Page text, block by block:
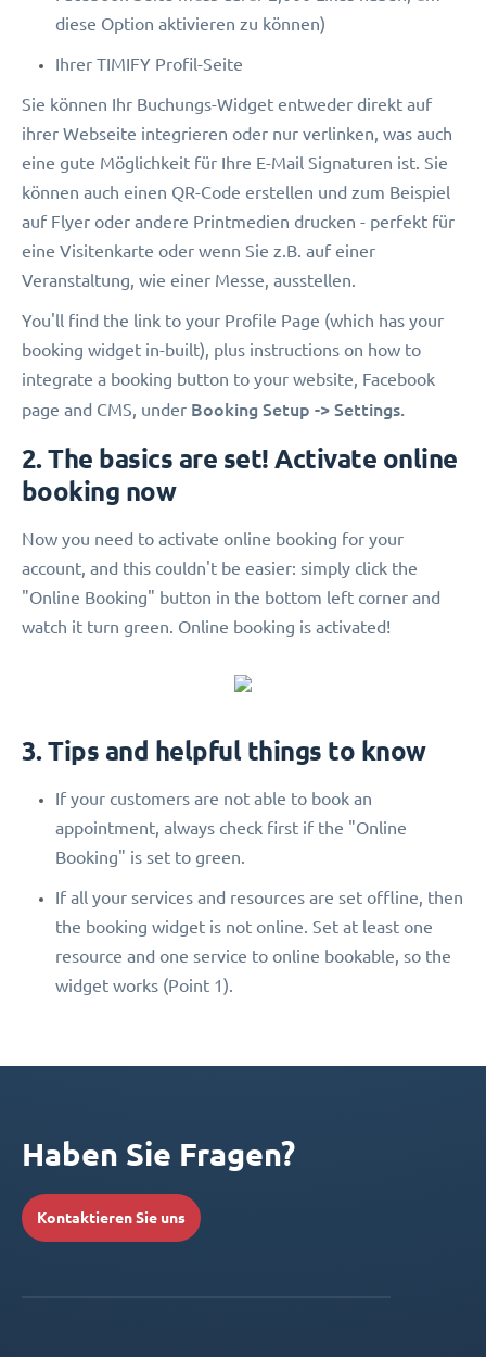
diese Option aktivieren zu können)
Ihrer TIMIFY Profil-Seite
Sie können Ihr Buchungs-Widget entweder direkt auf
ihrer Webseite integrieren oder nur verlinken, was auch
eine gute Möglichkeit für Ihre E-Mail Signaturen ist. Sie
können auch einen QR-Code erstellen und zum Beispiel
auf Flyer oder andere Printmedien drucken - perfekt für
eine Visitenkarte oder wenn Sie z.B. auf einer
Veranstaltung, wie einer Messe, ausstellen.
You'll find the link to your Profile Page (which has your
booking widget in-built), plus instructions on how to
integrate a booking button to your website, Facebook
page and CMS, under Booking Setup -> Settings.
2. The basics are set! Activate online
booking now
Now you need to activate online booking for your
account, and this couldn't be easier: simply click the
"Online Booking" button in the bottom left corner and
watch it turn green. Online booking is activated!
3. Tips and helpful things to know
If your customers are not able to book an
appointment, always check first if the "Online
Booking" is set to green.
If all your services and resources are set offline, then
the booking widget is not online. Set at least one
resource and one service to online bookable, so the
widget works (Point 1).
Haben Sie Fragen?
Kontaktieren Sie uns